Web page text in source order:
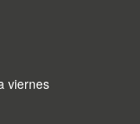
viernes